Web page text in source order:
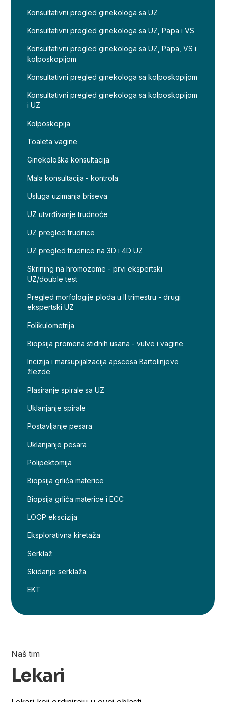
Konsultativni pregled ginekologa sa UZ
Konsultativni pregled ginekologa sa UZ, Papa i VS
Konsultativni pregled ginekologa sa UZ, Papa, VS i
kolposkopijom
Konsultativni pregled ginekologa sa kolposkopijom
Konsultativni pregled ginekologa sa kolposkopijom
i UZ
Kolposkopija
Toaleta vagine
Ginekološka konsultacija
Mala konsultacija - kontrola
Usluga uzimanja briseva
UZ utvrđivanje trudnoće
UZ pregled trudnice
UZ pregled trudnice na 3D i 4D UZ
Skrining na hromozome - prvi ekspertski
UZ/double test
Pregled morfologije ploda u II trimestru - drugi
ekspertski UZ
Folikulometrija
Biopsija promena stidnih usana - vulve i vagine
Incizija i marsupijalzacija apscesa Bartolinjeve
žlezde
Plasiranje spirale sa UZ
Uklanjanje spirale
Postavljanje pesara
Uklanjanje pesara
Polipektomija
Biopsija grlića materice
Biopsija grlića materice i ECC
LOOP ekscizija
Eksplorativna kiretaža
Serklaž
Skidanje serklaža
EKT
Naš tim
Lekari